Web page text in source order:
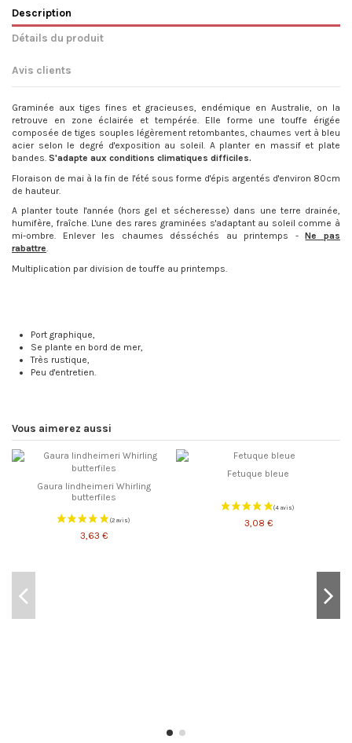
Description
Détails du produit
Avis clients
Graminée aux tiges fines et gracieuses, endémique en Australie, on la
retrouve en zone éclairée et tempérée. Elle forme une touffe érigée
composée de tiges souples légèrement retombantes, chaumes vert à bleu
acier selon le degré d'exposition au soleil. A planter en massif et plate
bandes. S'adapte aux conditions climatiques difficiles.
Floraison de mai à la fin de l'été sous forme d'épis argentés d'environ 80cm
de hauteur.
A planter toute l'année (hors gel et sécheresse) dans une terre drainée,
humifère, fraîche. L'une des rares graminées s'adaptant au soleil comme à
mi-ombre. Enlever les chaumes désséchés au printemps -Ne pas
rabattre.
Multiplication par division de touffe au printemps.
Port graphique,
Se plante en bord de mer,
Très rustique,
Peu d'entretien.
Vous aimerez aussi
Gaura lindheimeri Whirling
butterfiles
3,63 €
Fetuque bleue
3,08 €